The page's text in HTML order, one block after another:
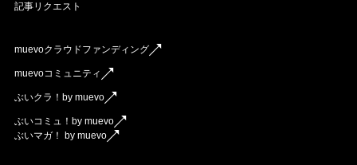
記事リクエスト
muevoクラウドファンディング
muevoコミュニティ
ぶいクラ！by muevo
ぶいコミュ！by muevo
ぶいマガ！ by muevo